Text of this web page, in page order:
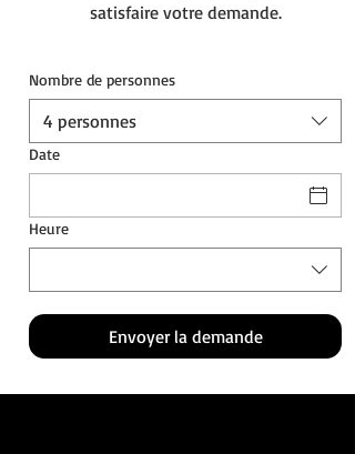
satisfaire votre demande.
Nombre de personnes
4 personnes
Date
Heure
Envoyer la demande